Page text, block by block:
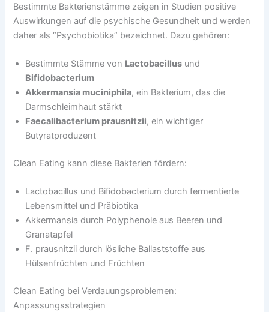
Bestimmte Bakterienstämme zeigen in Studien positive
Auswirkungen auf die psychische Gesundheit und werden
daher als “Psychobiotika” bezeichnet. Dazu gehören:
Bestimmte Stämme von Lactobacillus und
Bifidobacterium
Akkermansia muciniphila, ein Bakterium, das die
Darmschleimhaut stärkt
Faecalibacterium prausnitzii, ein wichtiger
Butyratproduzent
Clean Eating kann diese Bakterien fördern:
Lactobacillus und Bifidobacterium durch fermentierte
Lebensmittel und Präbiotika
Akkermansia durch Polyphenole aus Beeren und
Granatapfel
F. prausnitzii durch lösliche Ballaststoffe aus
Hülsenfrüchten und Früchten
Clean Eating bei Verdauungsproblemen:
Anpassungsstrategien